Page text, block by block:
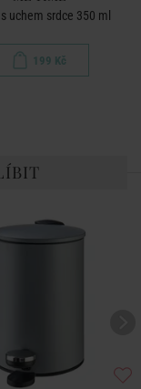
uchem srdce 350 ml
199 Kč